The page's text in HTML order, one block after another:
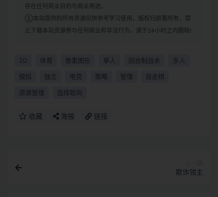
存在任何商业目的与商业用途。
⑤本站提供的所有资源仅供参考学习使用，版权归原著所有，禁
止下载本站资源参与任何商业和非法行为，请于24小时之内删除!
2D 体育 像素图形 单人 回合制战术 多人
模拟 独立 电竞 策略 管理 自走棋
资源管理 选择取向
收藏 海报 链接
欺诈领主